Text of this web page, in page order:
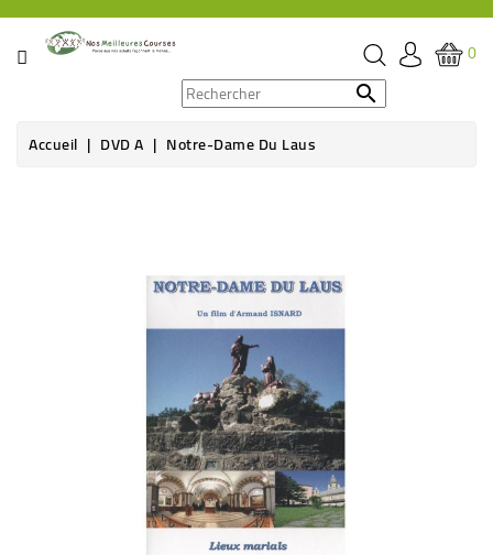
CATÉGORIE
ÉPICERIE
0

Accueil DVD A Notre-Dame Du Laus